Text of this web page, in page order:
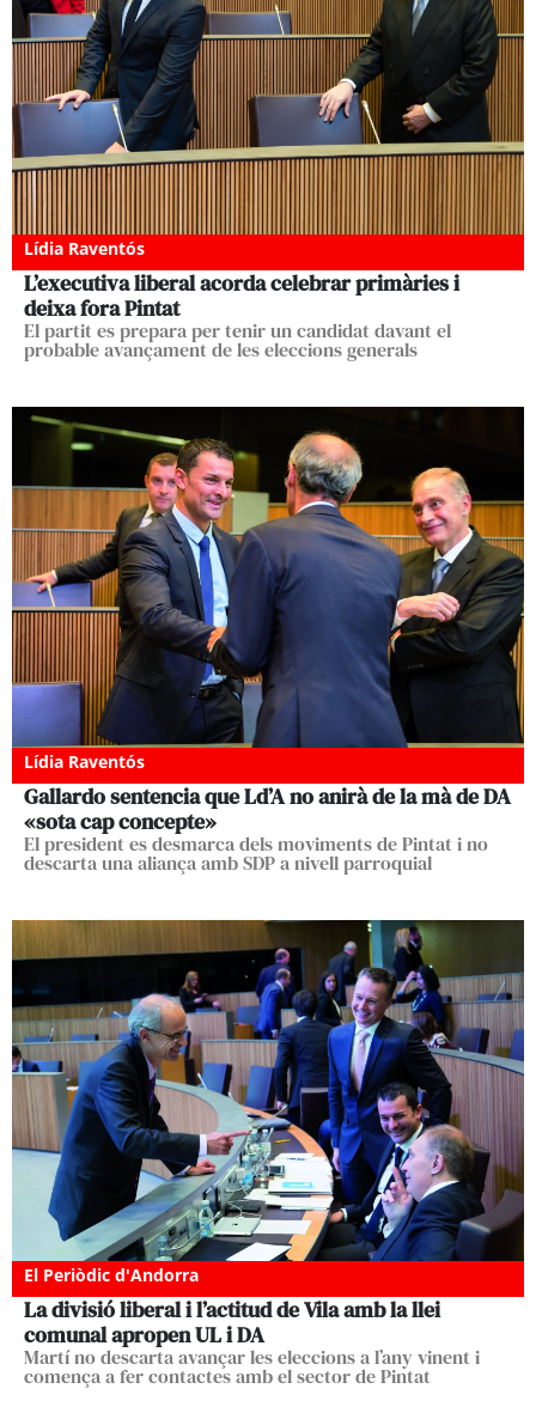
Lídia Raventós
L’executiva liberal acorda celebrar primàries i
deixa fora Pintat
El partit es prepara per tenir un candidat davant el
probable avançament de les eleccions generals
Lídia Raventós
Gallardo sentencia que Ld’A no anirà de la mà de DA
«sota cap concepte»
El president es desmarca dels moviments de Pintat i no
descarta una aliança amb SDP a nivell parroquial
El Periòdic d'Andorra
La divisió liberal i l’actitud de Vila amb la llei
comunal apropen UL i DA
Martí no descarta avançar les eleccions a l’any vinent i
comença a fer contactes amb el sector de Pintat